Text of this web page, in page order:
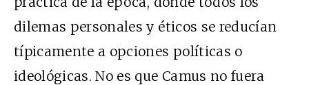
dilemas personales y éticos se reducían
típicamente a opciones políticas o
ideológicas. No es que Camus no fuera